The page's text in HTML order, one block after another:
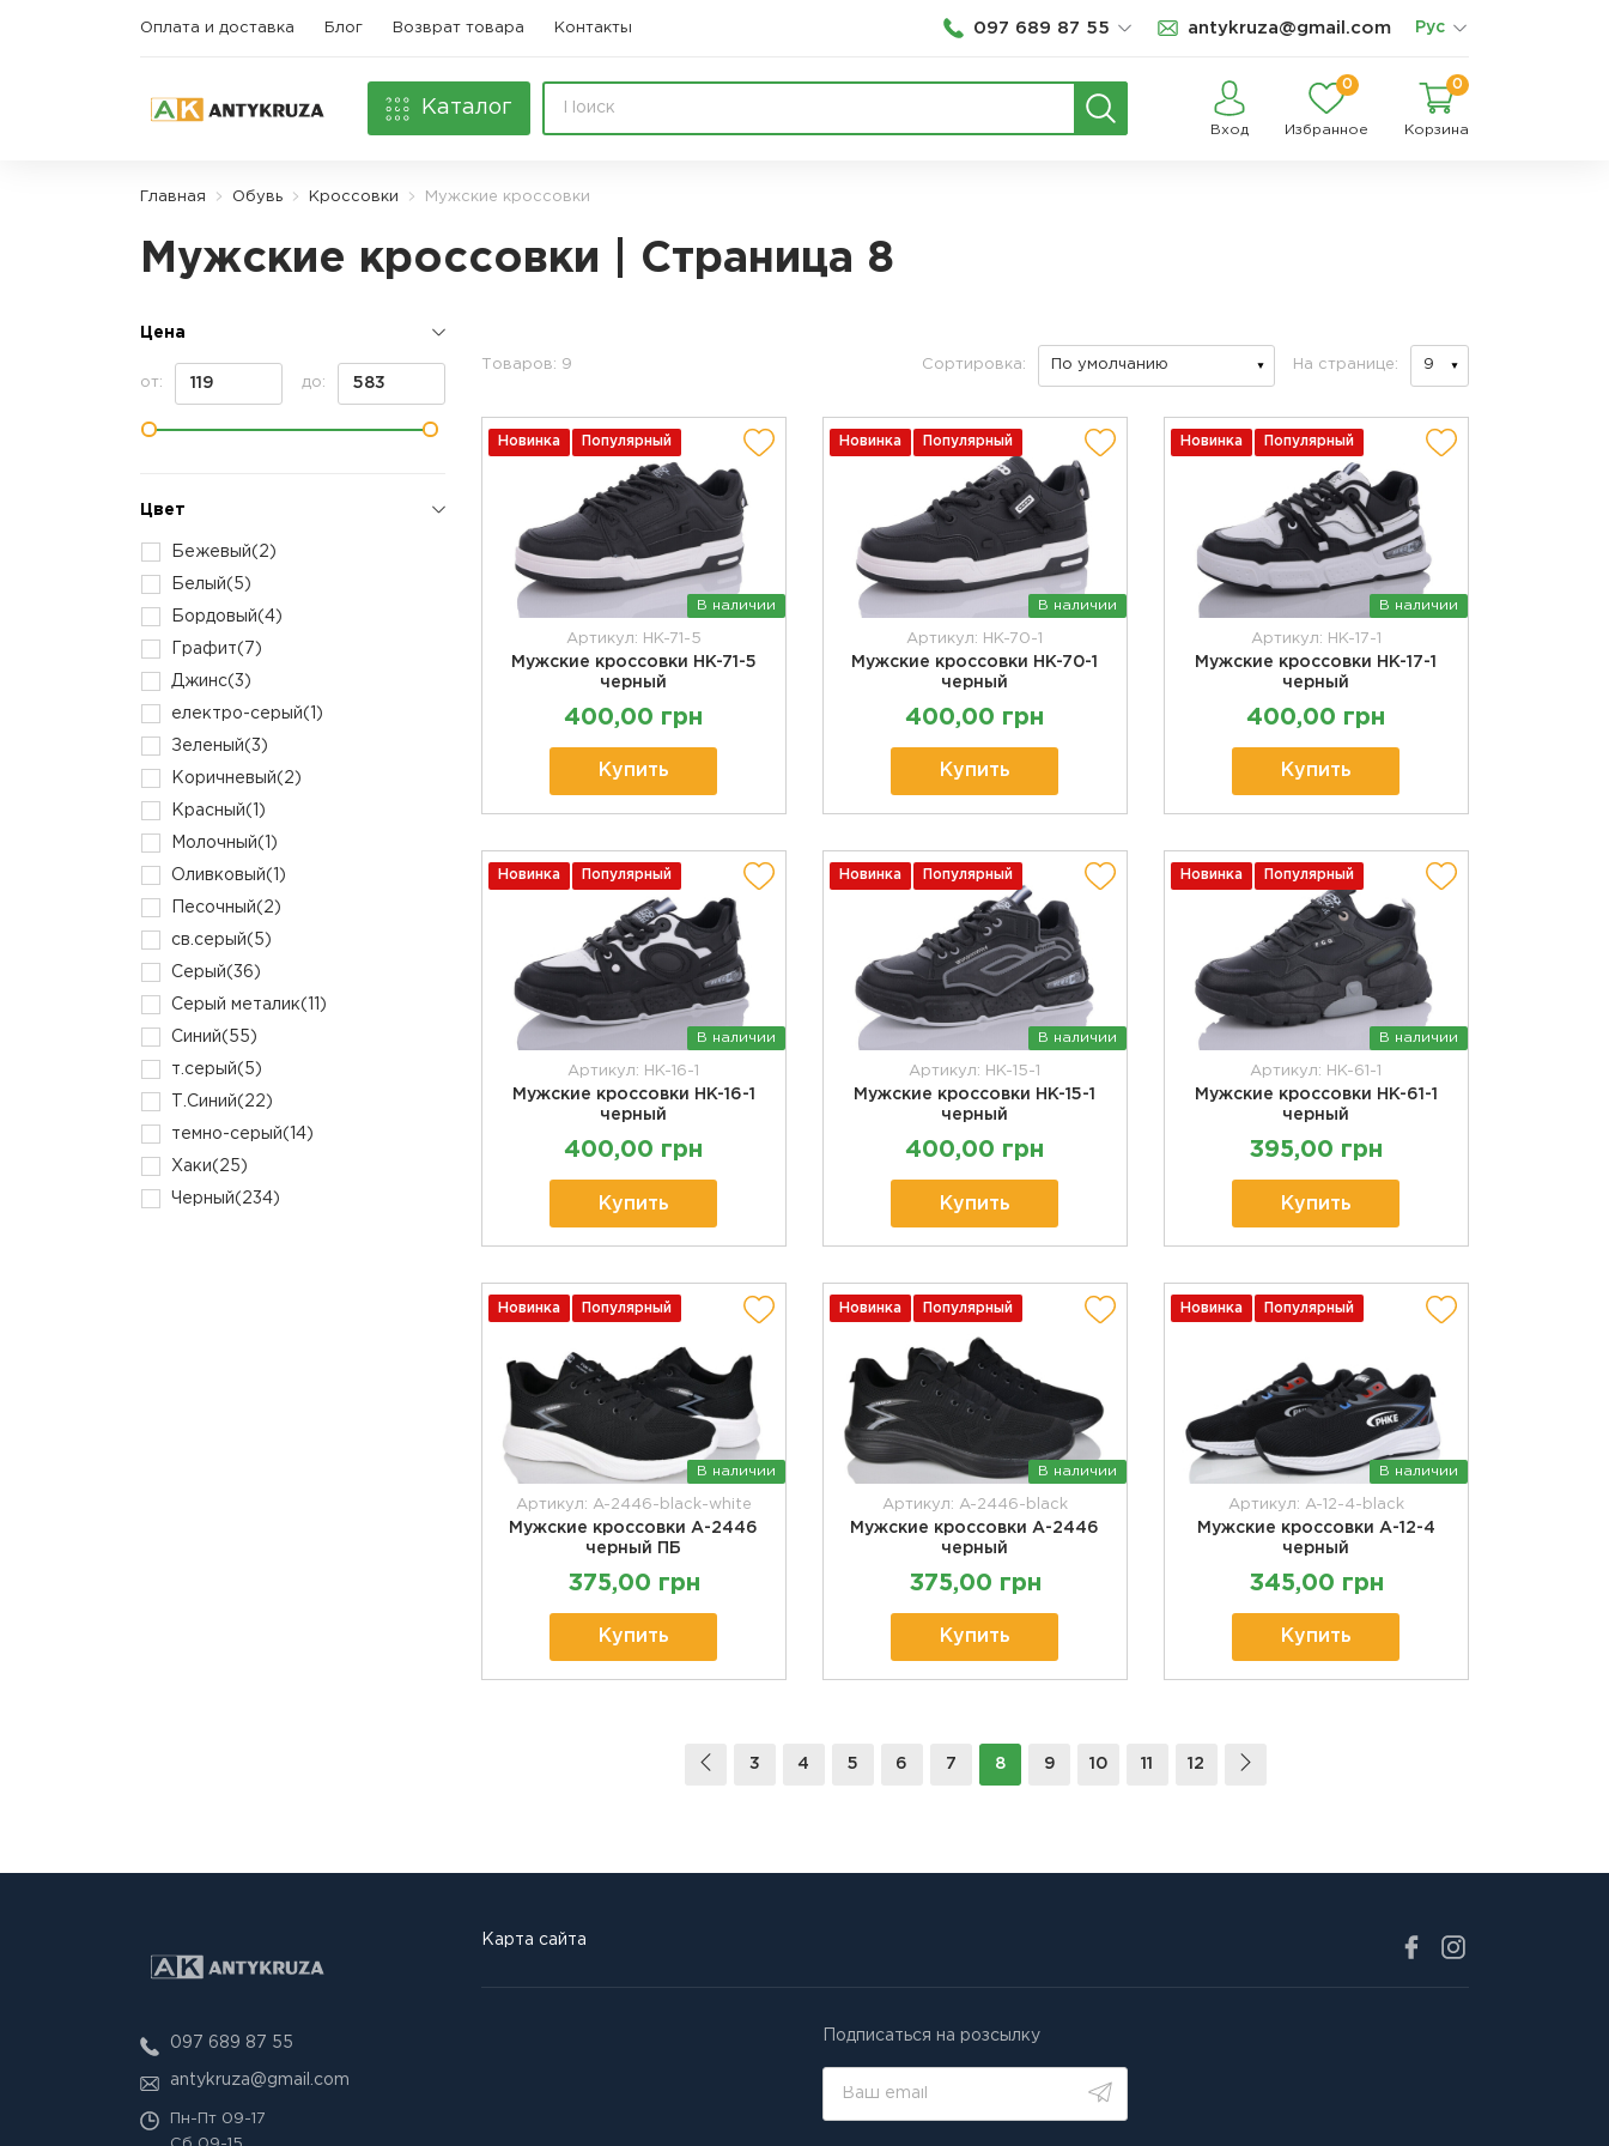
Оплата и доставка Блог Возврат товара Контакты 097 689 87 55 antykruza@gmail.com Рус
Каталог
Вход
0
Избранное
0
Корзина
Главная Обувь Кроссовки Мужские кроссовки
Мужские кроссовки | Страница 8
Цена
от: до:
Цвет
Бежевый(2)
Белый(5)
Бордовый(4)
Графит(7)
Джинс(3)
електро-серый(1)
Зеленый(3)
Коричневый(2)
Красный(1)
Молочный(1)
Оливковый(1)
Песочный(2)
св.серый(5)
Серый(36)
Серый металик(11)
Синий(55)
т.серый(5)
Т.Синий(22)
темно-серый(14)
Хаки(25)
Черный(234)
Товаров: 9 Сортировка: На странице:
Новинка Популярный
В наличии
Артикул: HK-71-5
Мужские кроссовки HK-71-5
черный
400,00 грн
Купить
Новинка Популярный
В наличии
Артикул: HK-70-1
Мужские кроссовки HK-70-1
черный
400,00 грн
Купить
Новинка Популярный
В наличии
Артикул: HK-17-1
Мужские кроссовки HK-17-1
черный
400,00 грн
Купить
Новинка Популярный
В наличии
Артикул: HK-16-1
Мужские кроссовки HK-16-1
черный
400,00 грн
Купить
Новинка Популярный
В наличии
Артикул: HK-15-1
Мужские кроссовки HK-15-1
черный
400,00 грн
Купить
Новинка Популярный
В наличии
Артикул: HK-61-1
Мужские кроссовки HK-61-1
черный
395,00 грн
Купить
Новинка Популярный
В наличии
Артикул: A-2446-black-white
Мужские кроссовки А-2446
черный ПБ
375,00 грн
Купить
Новинка Популярный
В наличии
Артикул: A-2446-black
Мужские кроссовки А-2446
черный
375,00 грн
Купить
Новинка Популярный
В наличии
Артикул: A-12-4-black
Мужские кроссовки А-12-4
черный
345,00 грн
Купить
3 4 5 6 7 8 9 10 11 12
097 689 87 55
antykruza@gmail.com
Пн-Пт 09-17
Карта сайта
Подписаться на розсылку